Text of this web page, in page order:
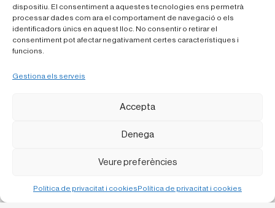
dispositiu. El consentiment a aquestes tecnologies ens permetrà
processar dades com ara el comportament de navegació o els
identificadors únics en aquest lloc. No consentir o retirar el
consentiment pot afectar negativament certes característiques i
funcions.
Gestiona els serveis
Accepta
Denega
Veure preferències
Política de privacitat i cookiesPolítica de privacitat i cookies
Contacta amb Laboqueria Arquitectura per conèixer més sobre el
nostre projecte Repoblem. Junts podem dissenyar el camí de
tornada al camp, amb rigor tècnic i compromís social.